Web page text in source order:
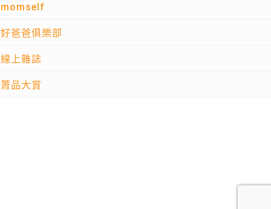
momself
好爸爸俱樂部
線上雜誌
菁品大賞